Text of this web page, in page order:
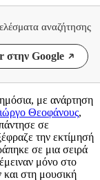
αναζήτησης
στην Google
με ανάρτηση
Θεοφάνους,
σε
την εκτίμησή
σε μια σειρά
μόνο στο
και στη μουσική